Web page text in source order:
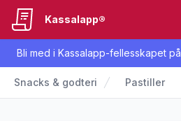
Bli med i Kassalapp-fellesskapet på
Kassalapp®
Snacks & godteri Pastiller